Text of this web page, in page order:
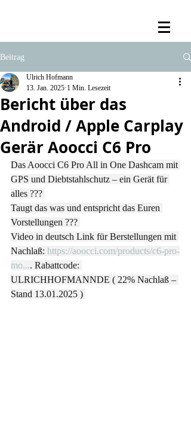
Beitrag
Bericht über das
Android / Apple Carplay
Gerär Aoocci C6 Pro
Ulrich Hofmann
13. Jan. 2025 1 Min. Lesezeit
Das Aoocci C6 Pro All in One Dashcam mit
GPS und Diebtstahlschutz – ein Gerät für
alles ???
Taugt das was und entspricht das Euren
Vorstellungen ???
Video in deutsch Link für Berstellungen mit
Nachlaß: https://aoocci.com/products/c6-pro-
mo.... Rabattcode:
ULRICHHOFMANNDE ( 22% Nachlaß –
Stand 13.01.2025 )